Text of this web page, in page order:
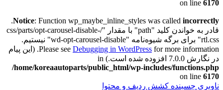
on line 6170
Notice: Function wp_maybe_inline_styles was called incorrectly
.
قادر به خواندن کلید "path" با مقدار "/css/parts/opt-carousel-disable-
rtl.css" برای برگه شیوه‌نامه "wd-opt-carousel-disable" نیستیم.
Please see Debugging in WordPress
for more information. (این پیام
در نگارش 7.0.0 افزوده شده است.) in
/home/koreaautoparts/public_html/wp-includes/functions.php
on line 6170
ناوبری چسبنده کشش ردیف و محتوا